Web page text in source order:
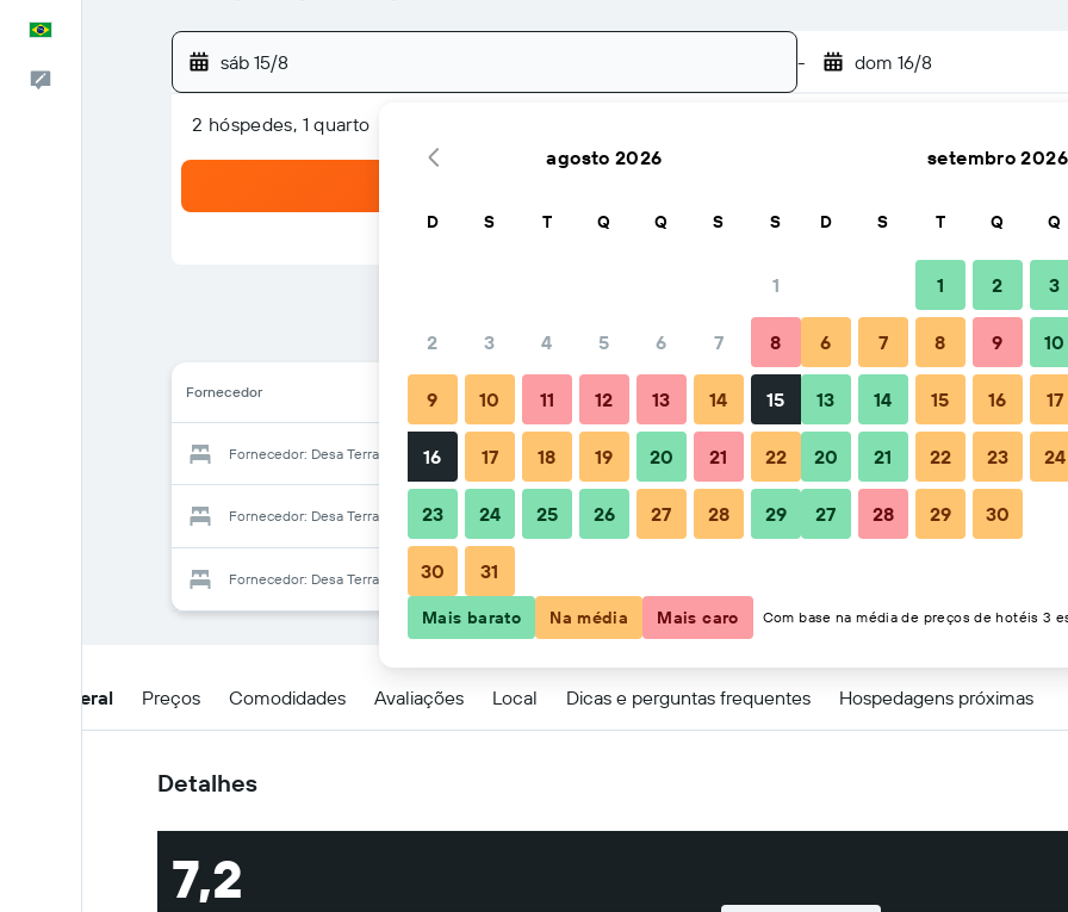
Comentários
sáb 15/8 - dom 16/8
2 hóspedes, 1 quarto
Fornecedor
Fornecedor: Desa Terrace
Fornecedor: Desa Terrace
Fornecedor: Desa Terrace
Visão geral Preços Comodidades Avaliações Local Dicas e perguntas frequentes Hospedagens próximas
Detalhes
7,2
agosto 2026
D S T Q Q S S
1
2 3 4 5 6 7 8
9 10 11 12 13 14 15
16 17 18 19 20 21 22
23 24 25 26 27 28 29
30 31
setembro 2026
D S T Q Q
1 2 3
6 7 8 9 10
13 14 15 16 17
20 21 22 23 24
27 28 29 30
Mais barato Na média Mais caro Com base na média de preços de hotéis 3